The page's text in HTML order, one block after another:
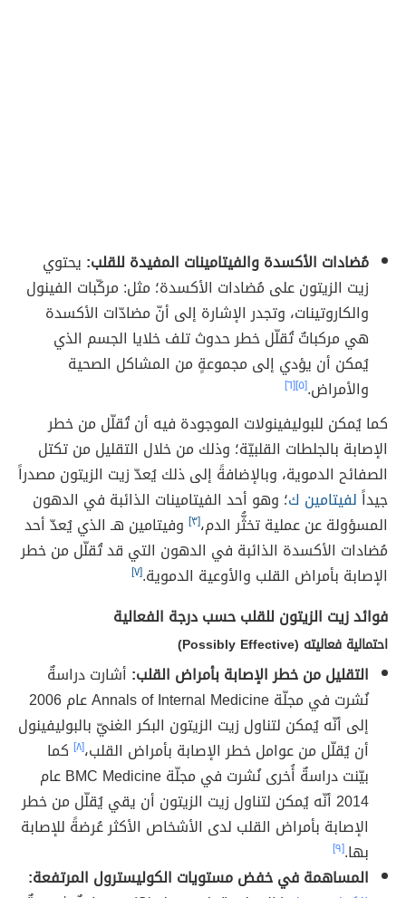
مُضادات الأكسدة والفيتامينات المفيدة للقلب: يحتوي
زيت الزيتون على مُضادات الأكسدة؛ مثل: مركّبات الفينول
والكاروتينات، وتجدر الإشارة إلى أنّ مضادّات الأكسدة
هي مركباتٌ تُقلّل خطر حدوث تلف خلايا الجسم الذي
يُمكن أن يؤدي إلى مجموعةٍ من المشاكل الصحية
والأمراض.[٥] [٦]
كما يُمكن للبوليفينولات الموجودة فيه أن تُقلّل من خطر
الإصابة بالجلطات القلبيّة؛ وذلك من خلال التقليل من تكتل
الصفائح الدموية، وبالإضافةً إلى ذلك يُعدّ زيت الزيتون مصدراً
جيداًلفيتامين ك؛ وهو أحد الفيتامينات الذائبة في الدهون
المسؤولة عن عملية تخثُّر الدم،[٣]
وفيتامين هـ الذي يُعدّ أحد
مُضادات الأكسدة الذائبة في الدهون التي قد تُقلّل من خطر
الإصابة بأمراض القلب والأوعية الدموية.[٧]
فوائد زيت الزيتون للقلب حسب درجة الفعالية
احتمالية فعاليته (Possibly Effective)
التقليل من خطر الإصابة بأمراض القلب: أشارت دراسةٌ
نُشرت في مجلّة Annals of Internal Medicine عام 2006
إلى أنّه يُمكن لتناول زيت الزيتون البكر الغنيّ بالبوليفينول
أن يُقلّل من عوامل خطر الإصابة بأمراض القلب،[٨] كما
بيّنت دراسةٌ أُخرى نُشرت في مجلّة BMC Medicine عام
2014 أنّه يُمكن لتناول زيت الزيتون أن يقي يُقلّل من خطر
الإصابة بأمراض القلب لدى الأشخاص الأكثر عُرضةً للإصابة
بها.[٩]
المساهمة في خفض مستويات الكوليسترول المرتفعة: